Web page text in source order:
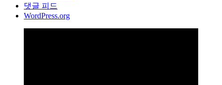
댓글 피드
WordPress.org